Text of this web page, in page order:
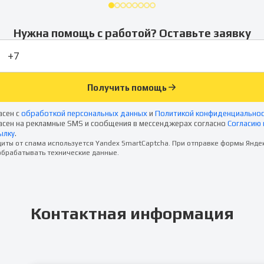
Нужна помощь с работой? Оставьте заявку
Получить помощь
с обработкой персональных данных и Политикой
на рекламные SMS и сообщения в мессенджерах согласно Согласию
.
от спама используется Yandex SmartCaptcha. При отправке формы
технические данные.
Контактная информация